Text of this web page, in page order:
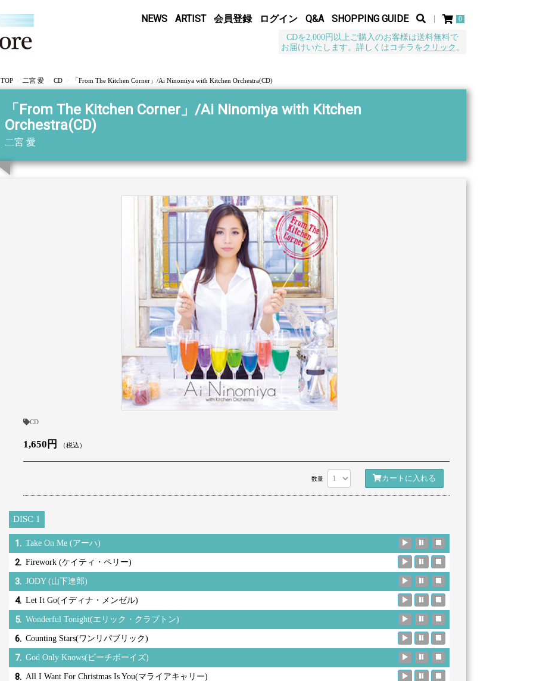
NEWS ARTIST 会員登録 ログイン Q&A SHOPPING GUIDE 0
CDを2,000円以上ご購入のお客様は送料無料で
お届けいたします。詳しくはコチラをクリック 。
TOP 二宮 愛 CD 「From The Kitchen Corner」/Ai Ninomiya with Kitchen Orchestra(CD)
「From The Kitchen Corner」/Ai Ninomiya with Kitchen
Orchestra(CD)
二宮 愛
CD
1,650円 （税込）
数量 カートに入れる
DISC 1
1. Take On Me (アーハ)
2. Firework (ケイティ・ペリー)
3. JODY (山下達郎)
4. Let It Go(イディナ・メンゼル)
5. Wonderful Tonight(エリック・クラプトン)
6. Counting Stars(ワンリパブリック)
7. God Only Knows(ビーチボーイズ)
8. All I Want For Christmas Is You(マライアキャリー)